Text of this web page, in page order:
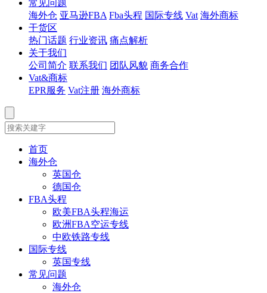
常见问题
海外仓 亚马逊FBA Fba头程 国际专线 Vat 海外商标
干货区
热门话题 行业资讯 痛点解析
关于我们
公司简介 联系我们 团队风貌 商务合作
Vat&商标
EPR服务 Vat注册 海外商标
首页
海外仓
英国仓
德国仓
FBA头程
欧美FBA头程海运
欧洲FBA空运专线
中欧铁路专线
国际专线
英国专线
常见问题
海外仓